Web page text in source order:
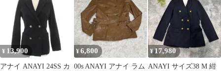
¥ 13,900
アナイ ANAYI 24SS カ
¥6,800
00s ANAYI アナイ ラム
¥17,980
ANAYI サイズ38 M 紺